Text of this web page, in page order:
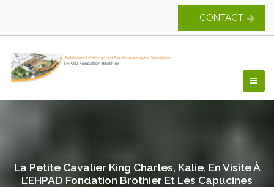
content
CONTACT
La Petite Cavalier King Charles, Kalie, En Visite À
L’EHPAD Fondation Brothier Et Les Capucines